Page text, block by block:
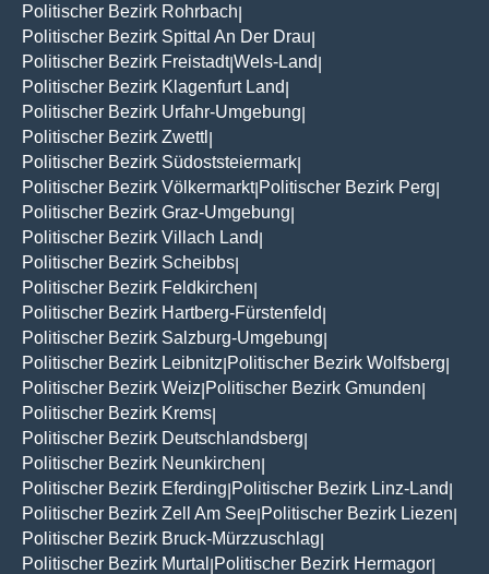
Politischer Bezirk Rohrbach
Politischer Bezirk Spittal An Der Drau
Politischer Bezirk Freistadt|Wels-Land
Politischer Bezirk Klagenfurt Land
Politischer Bezirk Urfahr-Umgebung
Politischer Bezirk Zwettl
Politischer Bezirk Südoststeiermark
Politischer Bezirk Völkermarkt| Politischer Bezirk Perg
Politischer Bezirk Graz-Umgebung
Politischer Bezirk Villach Land
Politischer Bezirk Scheibbs
Politischer Bezirk Feldkirchen
Politischer Bezirk Hartberg-Fürstenfeld
Politischer Bezirk Salzburg-Umgebung
Politischer Bezirk Leibnitz Politischer Bezirk Wolfsberg
Politischer Bezirk Weiz Politischer Bezirk Gmunden
Politischer Bezirk Krems
Politischer Bezirk Deutschlandsberg
Politischer Bezirk Neunkirchen
Politischer Bezirk Eferding Politischer Bezirk Linz-Land
Politischer Bezirk Zell Am See Politischer Bezirk Liezen
Politischer Bezirk Bruck-Mürzzuschlag
Politischer Bezirk Murtal
Politischer Bezirk Hermagor